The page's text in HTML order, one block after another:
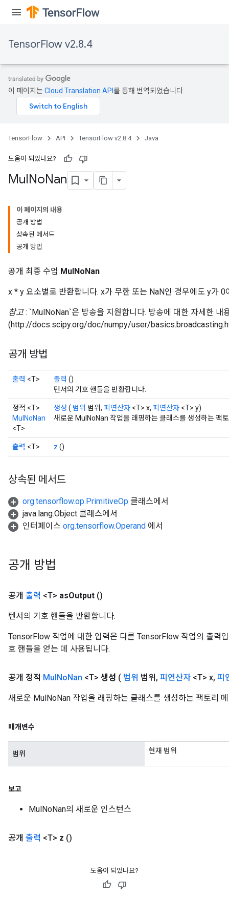
TensorFlow v2.8.4
이 페이지는Cloud Translation API 를 통해 번역되었습니다.
TensorFlow API TensorFlow v2.8.4 Java
도움이 되었나요?
MulNoNan
이 페이지의 내용
공개 방법
상속된 메서드
공개 방법
공개 최종 수업 MulNoNan
x * y 요소별로 반환합니다. x가 무한 또는 NaN인 경우에도 y가 0
참고: `MulNoNan`은 방송을 지원합니다. 방송에 대한 자세한 내
(http://docs.scipy.org/doc/numpy/user/
공개 방법
출력 <T> 출력 ()
텐서의 기호 핸들을 반환합니다.
정적 <T>
MulNoNan
<T>
생성 ( 범위 범위, 피연산자 <T> x, 피연산자 <T> y)
새로운 MulNoNan 작업을 래핑하는 클래스를 생성하는 팩
출력 <T> z ()
상속된 메서드
org.tensorflow.op.PrimitiveOp 클래스에서
java.lang.Object 클래스에서
인터페이스 org.tensorflow.Operand 에서
공개 방법
공개 출력 <T> asOutput ()
텐서의 기호 핸들을 반환합니다.
TensorFlow 작업에 대한 입력은 다른 TensorFlow 작업의 출력
호 핸들을 얻는 데 사용됩니다.
공개 정적 MulNoNan <T> 생성 ( 범위 범위 , 피연산자 <T> x, 피
새로운 MulNoNan 작업을 래핑하는 클래스를 생성하는 팩토리
매개변수
범위 현재 범위
보고
MulNoNan의 새로운 인스턴스
공개 출력 <T> z ()
도움이 되었나요?